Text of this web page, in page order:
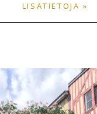
LISÄTIETOJA »